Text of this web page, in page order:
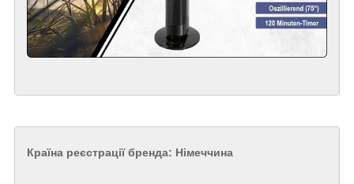
Країна реєстрації бренда: Німеччина